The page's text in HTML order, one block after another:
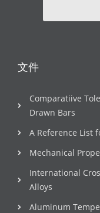
文件
Comparatiive
Drawn Bars
A Reference List
Mechanical
International
Alloys
Aluminum